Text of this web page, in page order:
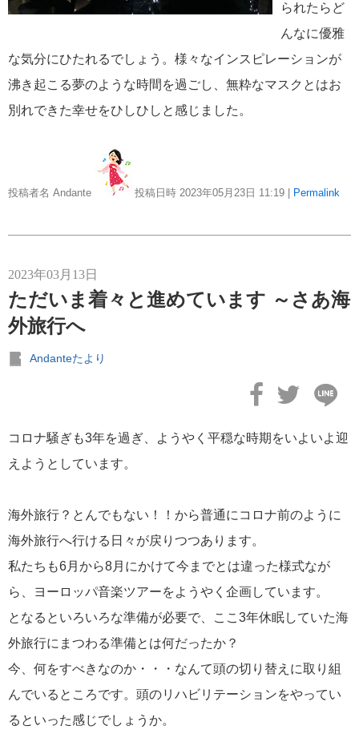
られたらど
んなに優雅
な気分にひたれるでしょう。様々なインスピレーションが
沸き起こる夢のような時間を過ごし、無粋なマスクとはお
別れできた幸せをひしひしと感じました。
投稿者名 Andante 投稿日時 2023年05月23日 11:19 Permalink
2023年03月13日
ただいま着々と進めています ～さあ海
外旅行へ
Andanteたより
コロナ騒ぎも3年を過ぎ、ようやく平穏な時期をいよいよ迎
えようとしています。
海外旅行？とんでもない！！から普通にコロナ前のように
海外旅行へ行ける日々が戻りつつあります。
私たちも6月から8月にかけて今までとは違った様式なが
ら、ヨーロッパ音楽ツアーをようやく企画しています。
となるといろいろな準備が必要で、ここ3年休眠していた海
外旅行にまつわる準備とは何だったか？
今、何をすべきなのか・・・なんて頭の切り替えに取り組
んでいるところです。頭のリハビリテーションをやってい
るといった感じでしょうか。